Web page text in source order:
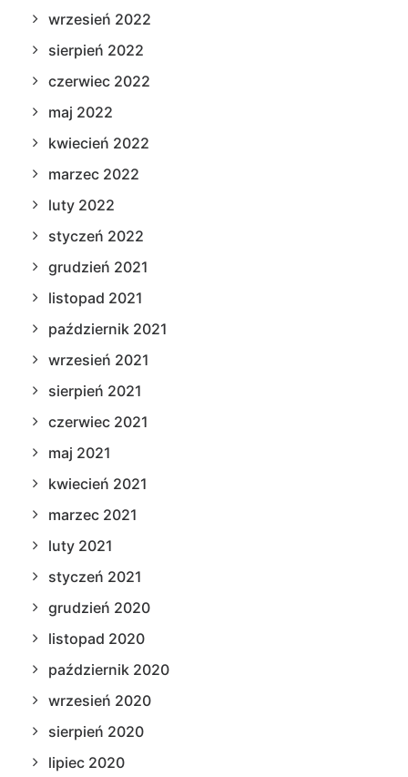
wrzesień 2022
sierpień 2022
czerwiec 2022
maj 2022
kwiecień 2022
marzec 2022
luty 2022
styczeń 2022
grudzień 2021
listopad 2021
październik 2021
wrzesień 2021
sierpień 2021
czerwiec 2021
maj 2021
kwiecień 2021
marzec 2021
luty 2021
styczeń 2021
grudzień 2020
listopad 2020
październik 2020
wrzesień 2020
sierpień 2020
lipiec 2020